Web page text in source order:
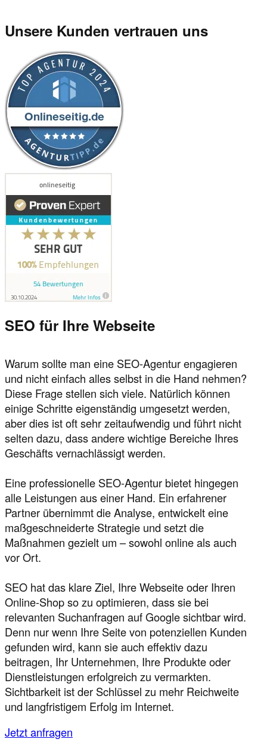
Unsere Kunden vertrauen uns
SEO für Ihre Webseite
Warum sollte man eine SEO-Agentur engagieren
und nicht einfach alles selbst in die Hand nehmen?
Diese Frage stellen sich viele. Natürlich können
einige Schritte eigenständig umgesetzt werden,
aber dies ist oft sehr zeitaufwendig und führt nicht
selten dazu, dass andere wichtige Bereiche Ihres
Geschäfts vernachlässigt werden.
Eine professionelle SEO-Agentur bietet hingegen
alle Leistungen aus einer Hand. Ein erfahrener
Partner übernimmt die Analyse, entwickelt eine
maßgeschneiderte Strategie und setzt die
Maßnahmen gezielt um – sowohl online als auch
vor Ort.
SEO hat das klare Ziel, Ihre Webseite oder Ihren
Online-Shop so zu optimieren, dass sie bei
relevanten Suchanfragen auf Google sichtbar wird.
Denn nur wenn Ihre Seite von potenziellen Kunden
gefunden wird, kann sie auch effektiv dazu
beitragen, Ihr Unternehmen, Ihre Produkte oder
Dienstleistungen erfolgreich zu vermarkten.
Sichtbarkeit ist der Schlüssel zu mehr Reichweite
und langfristigem Erfolg im Internet.
Jetzt anfragen